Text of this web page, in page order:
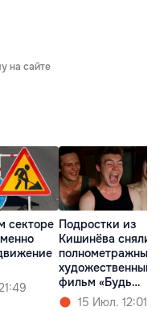
на сайте
секторе Подростки из
Кишинёва сняли
полнометражный
художественный
фильм «Будь
Золотым»
15 Июл. 12:01